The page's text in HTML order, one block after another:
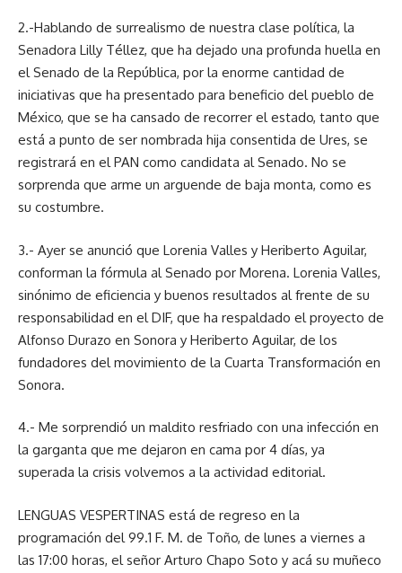
2.-Hablando de surrealismo de nuestra clase política, la
Senadora Lilly Téllez, que ha dejado una profunda huella en
el Senado de la República, por la enorme cantidad de
iniciativas que ha presentado para beneficio del pueblo de
México, que se ha cansado de recorrer el estado, tanto que
está a punto de ser nombrada hija consentida de Ures, se
registrará en el PAN como candidata al Senado. No se
sorprenda que arme un arguende de baja monta, como es
su costumbre.
3.- Ayer se anunció que Lorenia Valles y Heriberto Aguilar,
conforman la fórmula al Senado por Morena. Lorenia Valles,
sinónimo de eficiencia y buenos resultados al frente de su
responsabilidad en el DIF, que ha respaldado el proyecto de
Alfonso Durazo en Sonora y Heriberto Aguilar, de los
fundadores del movimiento de la Cuarta Transformación en
Sonora.
4.- Me sorprendió un maldito resfriado con una infección en
la garganta que me dejaron en cama por 4 días, ya
superada la crisis volvemos a la actividad editorial.
LENGUAS VESPERTINAS está de regreso en la
programación del 99.1 F. M. de Toño, de lunes a viernes a
las 17:00 horas, el señor Arturo Chapo Soto y acá su muñeco